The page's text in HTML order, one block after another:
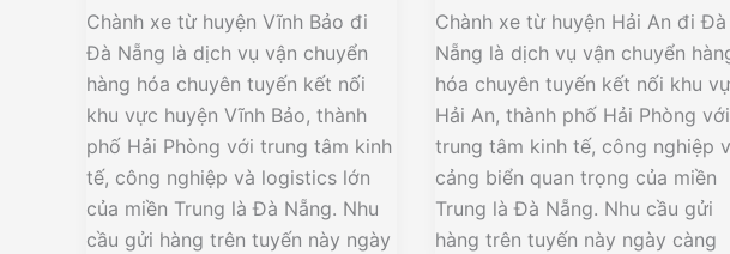
Chành xe từ huyện Vĩnh Bảo đi
Đà Nẵng là dịch vụ vận chuyển
hàng hóa chuyên tuyến kết nối
khu vực huyện Vĩnh Bảo, thành
phố Hải Phòng với trung tâm kinh
tế, công nghiệp và logistics lớn
của miền Trung là Đà Nẵng. Nhu
cầu gửi hàng trên tuyến này ngày
Chành xe từ huyện Hải An đi Đà
Nẵng là dịch vụ vận chuyển
hóa chuyên tuyến kết nối khu
Hải An, thành phố Hải Phòng với
trung tâm kinh tế, công nghiệp
cảng biển quan trọng của miền
Trung là Đà Nẵng. Nhu cầu gửi
hàng trên tuyến này ngày càng